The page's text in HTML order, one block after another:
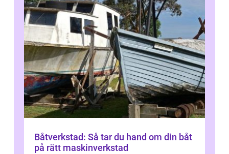
Båtverkstad: Så tar du hand om din båt
på rätt maskinverkstad